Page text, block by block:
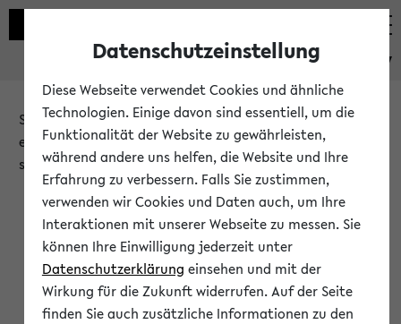
eKVV
Sie möchten auf eine eKVV Funktion zugreifen, die Ihnen
erst nach einer Anmeldung am System zur Verfügung
steht.
Bitte melden Sie sich an:
Anmeldung am eKVV
Datenschutzeinstellung
Diese Webseite verwendet Cookies und ähnliche
Technologien. Einige davon sind essentiell, um die
Funktionalität der Website zu gewährleisten,
während andere uns helfen, die Website und Ihre
Erfahrung zu verbessern. Falls Sie zustimmen,
verwenden wir Cookies und Daten auch, um Ihre
Interaktionen mit unserer Webseite zu messen. Sie
können Ihre Einwilligung jederzeit unter
Datenschutzerklärung einsehen und mit der
Wirkung für die Zukunft widerrufen. Auf der Seite
finden Sie auch zusätzliche Informationen zu den